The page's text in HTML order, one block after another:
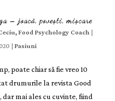
– joacă, povești, mișcare
Food Psychology Coach |
|Pasiuni
poate chiar să fie vreo 10
drumurile la revista Good
dar mai ales cu cuvinte, fiind